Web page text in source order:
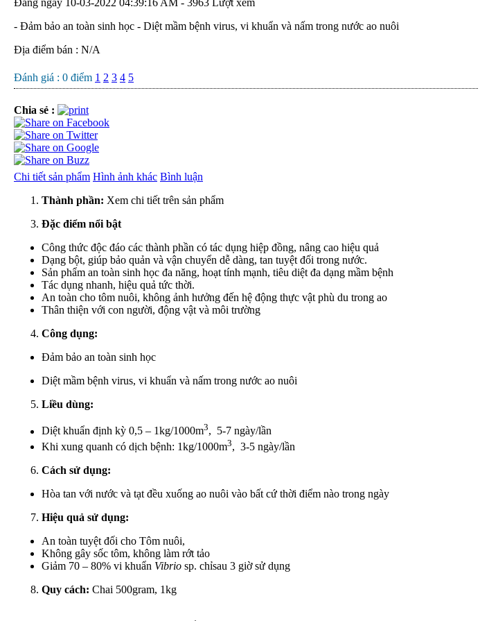
Đăng ngày 10-03-2022 04:39:16 AM - 3963 Lượt xem
- Đảm bảo an toàn sinh học - Diệt mầm bệnh virus, vi khuẩn và nấm trong nước ao nuôi
Địa điểm bán : N/A
Đánh giá : 0 điểm 1 2 3 4 5
Chia sẻ :
Chi tiết sản phẩm Hình ảnh khác Bình luận
Thành phần: Xem chi tiết trên sản phẩm
Đặc điểm nổi bật
Công thức độc đáo các thành phần có tác dụng hiệp đồng, nâng cao hiệu quả
Dạng bột, giúp bảo quản và vận chuyển dễ dàng, tan tuyệt đối trong nước.
Sản phẩm an toàn sinh học đa năng, hoạt tính mạnh, tiêu diệt đa dạng mầm bệnh
Tác dụng nhanh, hiệu quả tức thời.
An toàn cho tôm nuôi, không ảnh hưởng đến hệ động thực vật phù du trong ao
Thân thiện với con người, động vật và môi trường
Công dụng:
Đảm bảo an toàn sinh học
Diệt mầm bệnh virus, vi khuẩn và nấm trong nước ao nuôi
Liều dùng:
Diệt khuẩn định kỳ 0,5 – 1kg/1000m3, 5-7 ngày/lần
Khi xung quanh có dịch bệnh: 1kg/1000m3, 3-5 ngày/lần
Cách sử dụng:
Hòa tan với nước và tạt đều xuống ao nuôi vào bất cứ thời điểm nào trong ngày
Hiệu quả sử dụng:
An toàn tuyệt đối cho Tôm nuôi,
Không gây sốc tôm, không làm rớt tảo
Giảm 70 – 80% vi khuẩn Vibrio sp. chỉsau 3 giờ sử dụng
Quy cách: Chai 500gram, 1kg